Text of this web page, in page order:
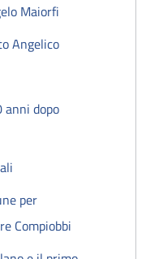
Maiorfi
Angelico
dopo
per
Compiobbi